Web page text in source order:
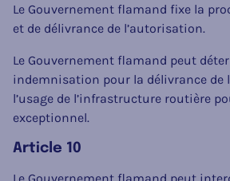
Le Gouvernement flamand fixe la
et de délivrance de l’autorisation.
Le Gouvernement flamand peut
indemnisation pour la délivrance de
l’usage de l’infrastructure routière
exceptionnel.
Article 10